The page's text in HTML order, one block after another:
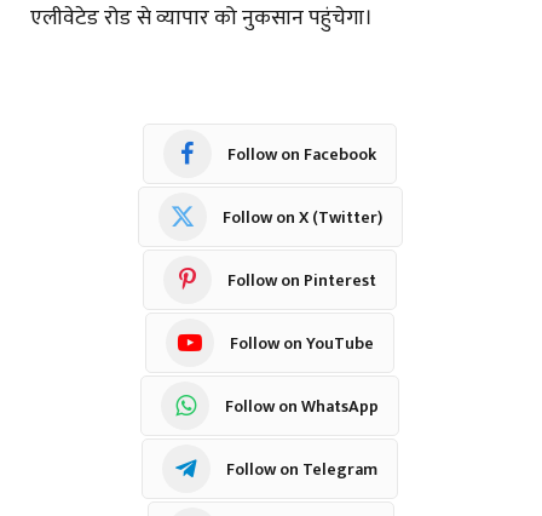
एलीवेटेड रोड से व्यापार को नुकसान पहुंचेगा।
Follow on Facebook
Follow on X (Twitter)
Follow on Pinterest
Follow on YouTube
Follow on WhatsApp
Follow on Telegram